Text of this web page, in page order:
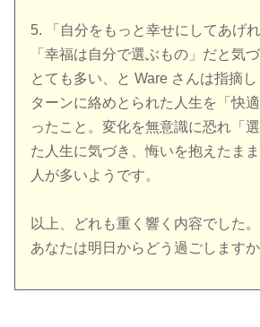
5. 「自分をもっと幸せにしてあげ
「幸福は自分で選ぶもの」だと気
とても多い、と Ware さんは指摘
ターンに絡めとられた人生を「快
ったこと。変化を無意識に恐れ「
た人生に気づき、悔いを抱えたま
人が多いようです。
以上、どれも重く響く内容でした
あなたは明日からどう過ごしますか